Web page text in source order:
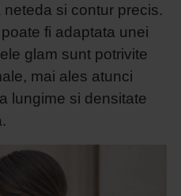
si contur precis.
fi adaptata unei
glam sunt potrivite
mai ales atunci
lungime si densitate